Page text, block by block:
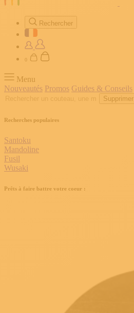
Rechercher
0
Menu
Nouveautés Promos Guides & Conseils
Supprimer
Recherches populaires
Santoku
Mandoline
Fusil
Wusaki
Prêts à faire battre votre coeur :